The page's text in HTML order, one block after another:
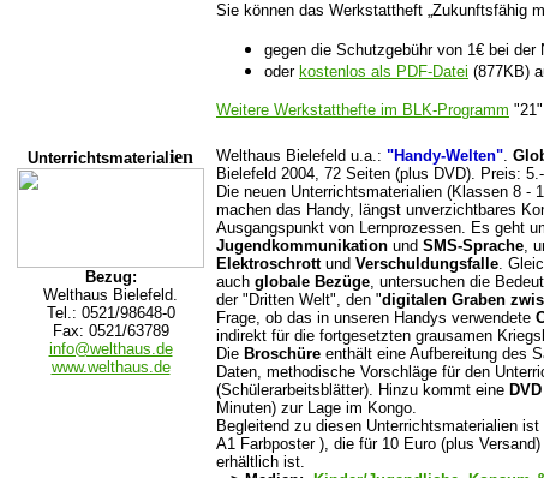
Sie können das Werkstattheft „Zukunftsfähig
gegen die Schutzgebühr von 1€ bei der
oder kostenlos als PDF-Datei (877KB)
Weitere Werkstatthefte im BLK-Programm
Unterrichtsmaterial ien
Bezug:
Welthaus Bielefeld.
Tel.: 0521/98648-0
Fax: 0521/63789
info@welthaus.de
www.welthaus.de
Welthaus Bielefeld u.a.: "Handy-Welten".
Bielefeld 2004, 72 Seiten (plus DVD). Preis:
Die neuen Unterrichtsmaterialien (Klassen 8 -
machen das Handy, längst unverzichtbares
Ausgangspunkt von Lernprozessen. Es geht
Jugendkommunikation und SMS-Sprache,
Elektroschrottund Verschuldungsfalle.
auch globale Bezüge, untersuchen die
der "Dritten Welt", den "digitalen Graben
Frage, ob das in unseren Handys verwendete
indirekt für die fortgesetzten grausamen
Die Broschüre enthält eine Aufbereitung des
Daten, methodische Vorschläge für den
(Schülerarbeitsblätter). Hinzu kommt eine DVD
Minuten) zur Lage im Kongo.
Begleitend zu diesen Unterrichtsmaterialien ist
A1 Farbposter ), die für 10 Euro (plus
erhältlich ist.